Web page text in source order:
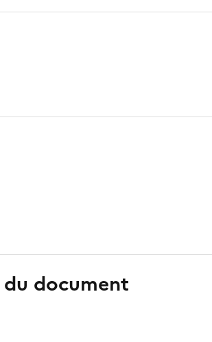
document